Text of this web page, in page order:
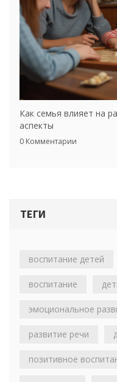
Как семья влияет на
аспекты
0 Комментарии
ТЕГИ
воспитание детей
воспитание
эмоциональное
развитие речи
позитивное